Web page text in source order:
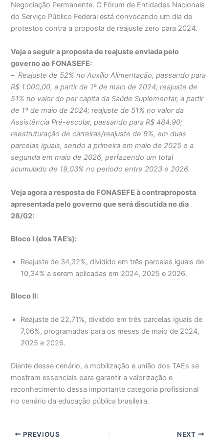
Negociação Permanente. O Fórum de Entidades Nacionais
do Serviço Público Federal está convocando um dia de
protestos contra a proposta de reajuste zero para 2024.
Veja a seguir a proposta de reajuste enviada pelo
governo ao FONASEFE:
– Reajuste de 52% no Auxílio Alimentação, passando para
R$ 1.000,00, a partir de 1º de maio de 2024; reajuste de
51% no valor do per capita da Saúde Suplementar, a partir
de 1º de maio de 2024; reajuste de 51% no valor da
Assistência Pré-escolar, passando para R$ 484,90;
reestruturação de carreiras/reajuste de 9%, em duas
parcelas iguais, sendo a primeira em maio de 2025 e a
segunda em maio de 2026, perfazendo um total
acumulado de 19,03% no período entre 2023 e 2026.
Veja agora a resposta do FONASEFE à contraproposta
apresentada pelo governo que será discutida no dia
28/02:
Bloco I (dos TAE’s):
Reajuste de 34,32%, dividido em três parcelas iguais de
10,34% a serem aplicadas em 2024, 2025 e 2026.
Bloco II:
Reajuste de 22,71%, dividido em três parcelas iguais de
7,06%, programadas para os meses de maio de 2024,
2025 e 2026.
Diante desse cenário, a mobilização e união dos TAEs se
mostram essenciais para garantir a valorização e
reconhecimento dessa importante categoria profissional
no cenário da educação pública brasileira.
PREVIOUS NEXT